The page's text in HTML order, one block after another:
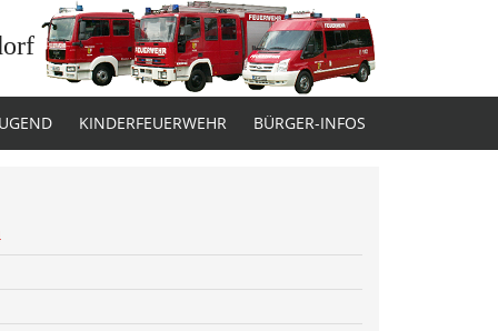
KINDERFEUERWEHR BÜRGER-INFOS